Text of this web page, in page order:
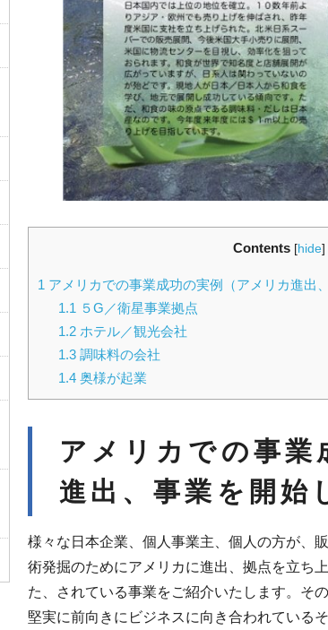
Contents [hide]
1 アメリカでの事業成功の実例（アメリカ進出
1.1 ５G／衛星事業拠点
1.2ホテル／観光会社
1.3調味料の会社
1.4奥様が起業
アメリカでの事業
進出、事業を開始
様々な日本企業、個人事業主、個人の方が、
術発掘のためにアメリカに進出、拠点を立ち
た、されている事業をご紹介いたします。そ
堅実に前向きにビジネスに向き合われている